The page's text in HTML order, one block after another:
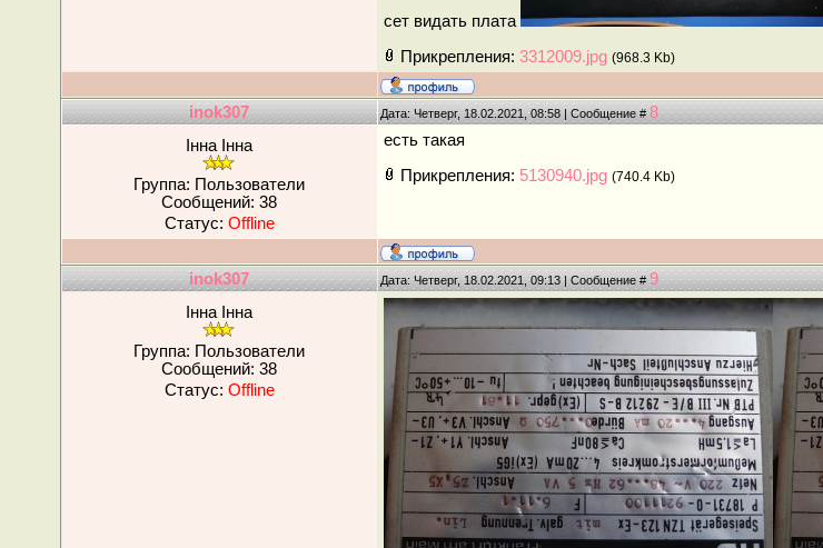
сет видать плата
Прикрепления: 3312009.jpg (968.3 Kb)
inok307 Дата: Четверг, 18.02.2021, 08:58 | Сообщение # 8
Інна Інна
Группа: Пользователи
Сообщений: 38
Статус: Offline
есть такая
Прикрепления: 5130940.jpg (740.4 Kb)
inok307 Дата: Четверг, 18.02.2021, 09:13 | Сообщение # 9
Інна Інна
Группа: Пользователи
Сообщений: 38
Статус: Offline